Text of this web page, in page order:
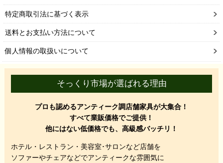
特定商取引法に基づく表示
送料とお支払い方法について
個人情報の取扱いについて
そっくり市場が選ばれる理由
プロも認めるアンティーク調店舗家具が大集合！
すべて業販価格でご提供！
他にはない低価格でも、高級感バッチリ！
ホテル・レストラン・美容室･サロンなど店舗を
ソファーやチェアなどでアンティークな雰囲気に